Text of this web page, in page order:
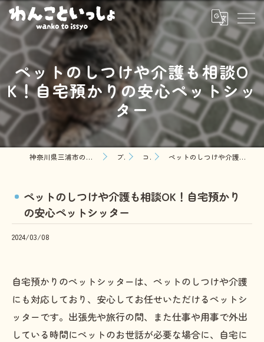
ペットのしつけや介護も相談O
K！自宅預かりの安心ペットシッ
ター
神奈川県三浦市のペットシッターならわんこといっしょ ブログ コラム ペットのしつけや介護も相談OK！自宅預かりの安心ペットシッター
ペットのしつけや介護も相談OK！自宅預かり
の安心ペットシッター
2024/03/08
自宅預かりのペットシッターは、ペットのしつけや介護
にも対応しており、安心してお任せいただけるペットシ
ッターです。出張先や旅行の間、また仕事や用事で外出
している時間にペットのお世話が必要な場合に、自宅に